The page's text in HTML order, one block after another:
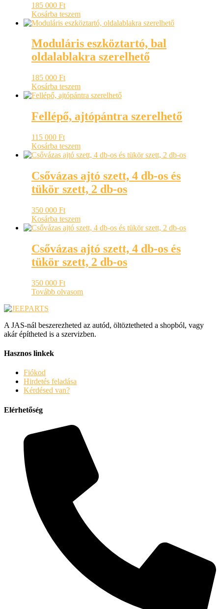
185 000 Ft
Kosárba teszem
Moduláris eszköztartó, bal
oldalablakra szerelhető
185 000 Ft
Kosárba teszem
Fellépő, ajtópántra szerelhető
115 000 Ft
Kosárba teszem
Csővázas ajtó szett, 4 db-os és
tükör szett, 2 db-os
350 000 Ft
Kosárba teszem
Csővázas ajtó szett, 4 db-os és
tükör szett, 2 db-os
350 000 Ft
Tovább olvasom
A JAS-nál beszerezheted az autód, öltöztetheted a shopból, vagy
akár építheted is a szervizben.
Hasznos linkek
Fiókod
Hirdetés feladása
Kérdésed van?
Elérhetőség